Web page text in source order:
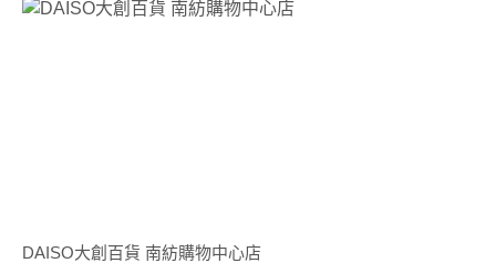
DAISO大創百貨 南紡購物中心店